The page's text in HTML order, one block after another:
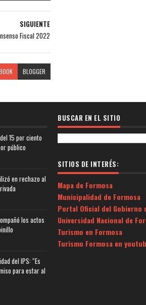
SIGUIENTE
Fiscal 2022
BLOGGER
15 por ciento
público
en rechazo al
los actos
del IPS: “Es
para estar al
BUSCAR EN EL SITIO
SITIOS DE INTERÉS:
Mapa de Formosa
Municipalidad de Formosa
Portal Oficial del Gobierno
Universidad Nacional de
Turismo en Formosa
Turismo Formosa en